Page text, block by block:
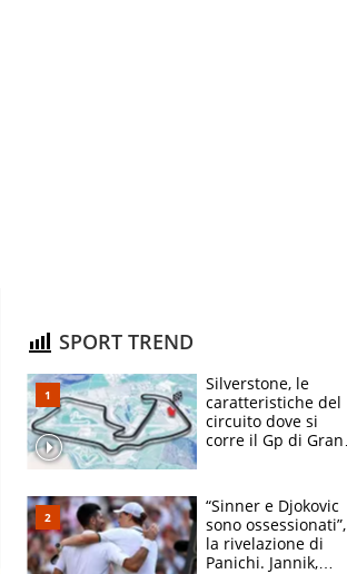
SPORT TREND
Silverstone, le
caratteristiche del
circuito dove si
corre il Gp di Gran
“Sinner e Djokovic
sono ossessionati”,
la rivelazione di
Panichi. Jannik,